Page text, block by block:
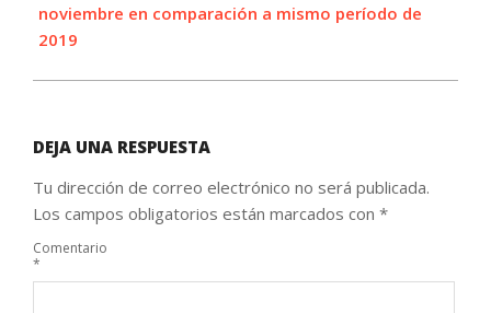
noviembre en comparación a mismo período de
2019
DEJA UNA RESPUESTA
Tu dirección de correo electrónico no será publicada.
Los campos obligatorios están marcados con *
Comentario
*